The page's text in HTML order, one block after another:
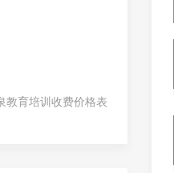
教育培训收费价格表